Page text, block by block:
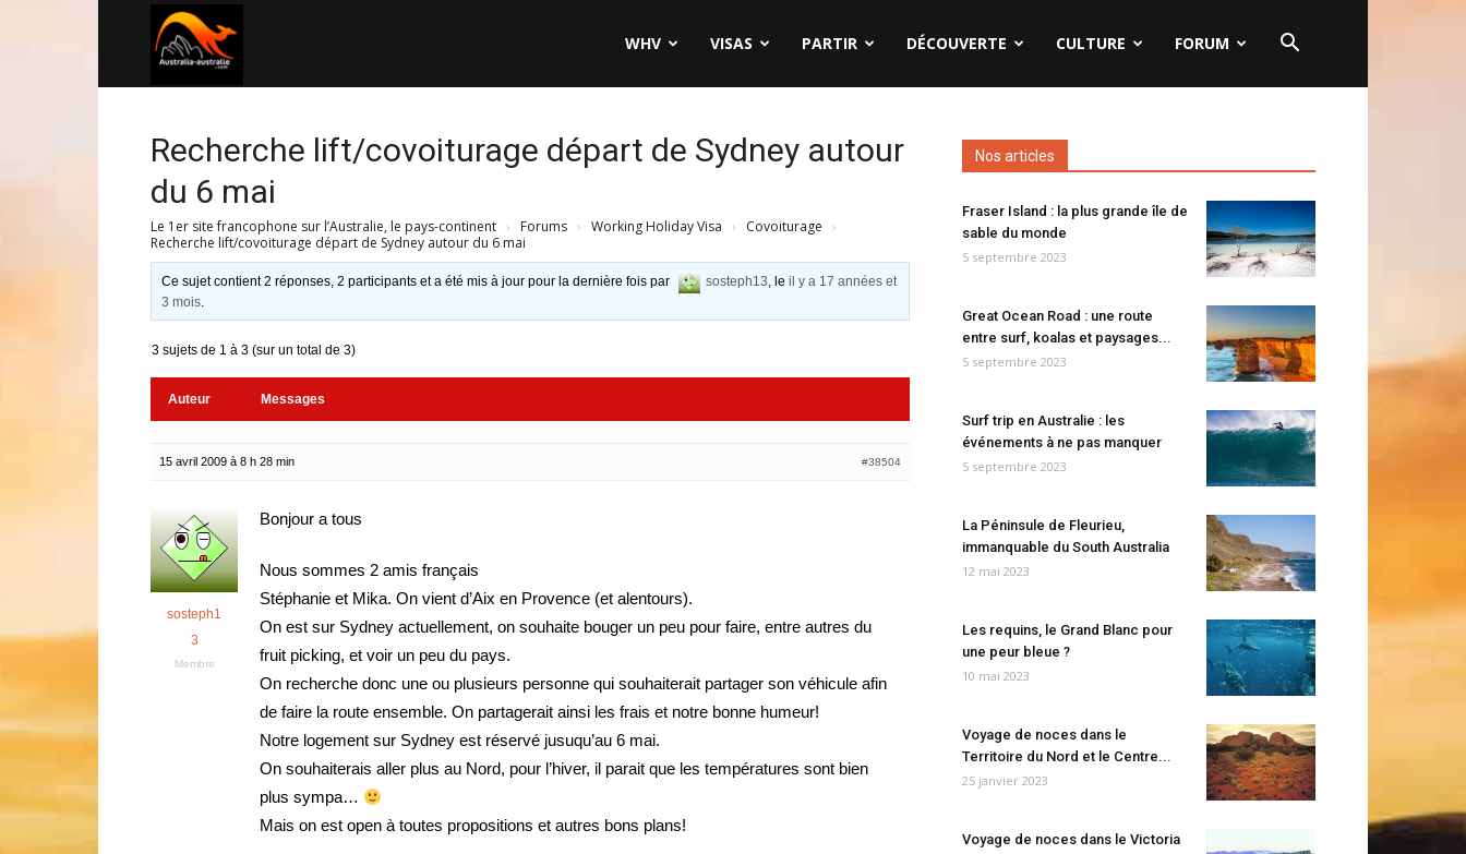
WHV VISAS PARTIR DÉCOUVERTE CULTURE FORUM
Recherche lift/covoiturage départ de Sydney autour
du 6 mai
Le 1er site francophone sur l’Australie, le pays-continent › Forums › Working Holiday Visa › Covoiturage ›
Recherche lift/covoiturage départ de Sydney autour du 6 mai
Ce sujet contient 2 réponses, 2 participants et a été mis à jour pour la dernière fois par sosteph13, leil y a 17 années et
3 mois.
3 sujets de 1 à 3 (sur un total de 3)
Auteur Messages
15 avril 2009 à 8 h 28 min #38504
sosteph1
3
Membre
Bonjour a tous
Nous sommes 2 amis français
Stéphanie et Mika. On vient d’Aix en Provence (et alentours).
On est sur Sydney actuellement, on souhaite bouger un peu pour faire, entre autres du
fruit picking, et voir un peu du pays.
On recherche donc une ou plusieurs personne qui souhaiterait partager son véhicule afin
de faire la route ensemble. On partagerait ainsi les frais et notre bonne humeur!
Notre logement sur Sydney est réservé jusuqu’au 6 mai.
On souhaiterais aller plus au Nord, pour l’hiver, il parait que les températures sont bien
plus sympa…
Mais on est open à toutes propositions et autres bons plans!
Nos articles
Fraser Island : la plus grande île de
sable du monde
5 septembre 2023
Great Ocean Road : une route
entre surf, koalas et paysages...
5 septembre 2023
Surf trip en Australie : les
événements à ne pas manquer
5 septembre 2023
La Péninsule de Fleurieu,
immanquable du South Australia
12 mai 2023
Les requins, le Grand Blanc pour
une peur bleue ?
10 mai 2023
Voyage de noces dans le
Territoire du Nord et le Centre...
25 janvier 2023
Voyage de noces dans le Victoria